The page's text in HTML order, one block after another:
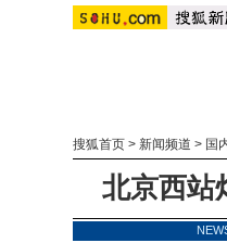
搜狐首页> 新闻频道 > 国
北京西站